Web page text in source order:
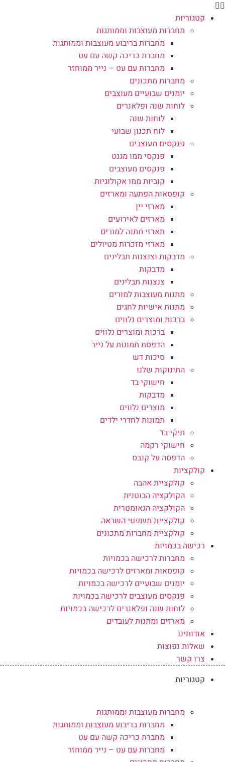
קטגוריות
מחברות מעוצבות וממותגות
מחברות בריבוע מעוצבות וממותגות
מחברת כריכה קשה עם עט
מחברות עם עט – נייר ממוחזר
מחברות מתכונים
יומנים שבועיים מעוצבים
לוחות שנה ופלאנרים
לוחות שנה
לוח תכנון שבועי
פנקסים מעוצבים
פנקסי ממו מגנט
פנקסים מעוצבים
קוביות ממו אקולוגיות
קופסאות הפתעה ומארזים
מארזי יין
מארזים לאירועים
מארזי מתנה למורים
מארזי מזכרות מטיולים
מדבקות וצנצנות תבלינים
מדבקות
צנצנות תבלינים
מתנות מעוצבות למורים
מתנות אישיות לחגים
ברכות ומוצרים נלווים
ברכות ומוצרים נלווים
הדפסת תמונות על נייר
סיכות דש
התינוקות שלנו
חישוקי בד
מדבקות
מוצרים נלווים
תמונות לחדרי ילדים
תיקי בד
חישוקי רקמה
הדפסה על קנבס
קולקציות
קולקציית אהבה
הקולקציה הבוטנית
הקולקציה הגאומטרית
קולקציית משפטי השראה
קולקציית מחברות מתכונים
רכישה בכמויות
מחברות לרכישה בכמויות
קופסאות ומארזים לרכישה בכמויות
יומנים שבועיים לרכישה בכמויות
פנקסים מעוצבים לרכישה בכמויות
לוחות שנה ופלאנרים לרכישה בכמויות
מארזים ומתנות לעובדים
אודותינו
שאלות נפוצות
צרו קשר
קטגוריות
מחברות מעוצבות וממותגות
מחברות בריבוע מעוצבות וממותגות
מחברת כריכה קשה עם עט
מחברות עם עט – נייר ממוחזר